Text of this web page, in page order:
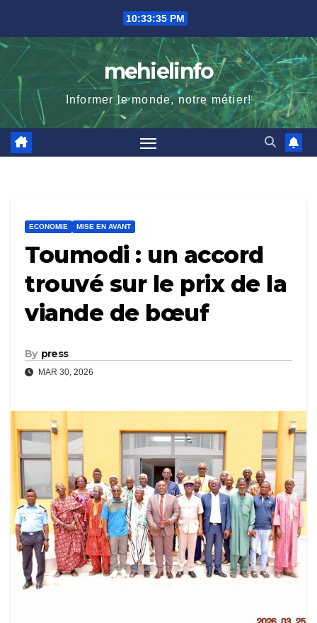
content
10:33:36 PM
mehielinfo
Informer le monde, notre métier!
ECONOMIE MISE EN AVANT
Toumodi : un accord
trouvé sur le prix de la
viande de bœuf
By press
MAR 30, 2026